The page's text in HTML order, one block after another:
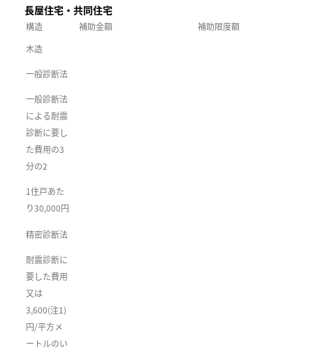
長屋住宅・共同住宅
構造 補助金額
補助限度額
木造
一般診断法
一般診断法
による耐震
診断に要し
た費用の3
分の2
1住戸あた
り30,000円
精密診断法
耐震診断に
要した費用
又は
3,600(注1)
円/平方メ
ートルのい